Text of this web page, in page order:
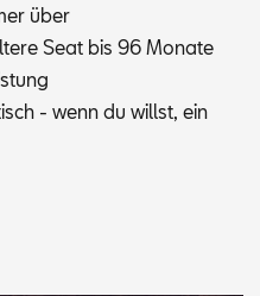
über
Seat bis 96 Mo­na­te
- wenn du willst, ein